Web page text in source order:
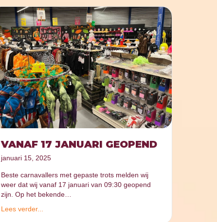
VANAF 17 JANUARI GEOPEND
januari 15, 2025
Beste carnavallers met gepaste trots melden wij
weer dat wij vanaf 17 januari van 09:30 geopend
zijn. Op het bekende…
Lees verder...